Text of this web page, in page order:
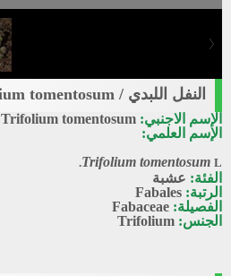
النفل اللبدي / Trifolium tomentosum
الإسم الاجنبي: Trifolium tomentosum
الإسم العلمي:
Trifolium tomentosum L.
الفئة: عشبة
الرتبة: Fabales
الفصيلة: Fabaceae
الجنس: Trifolium